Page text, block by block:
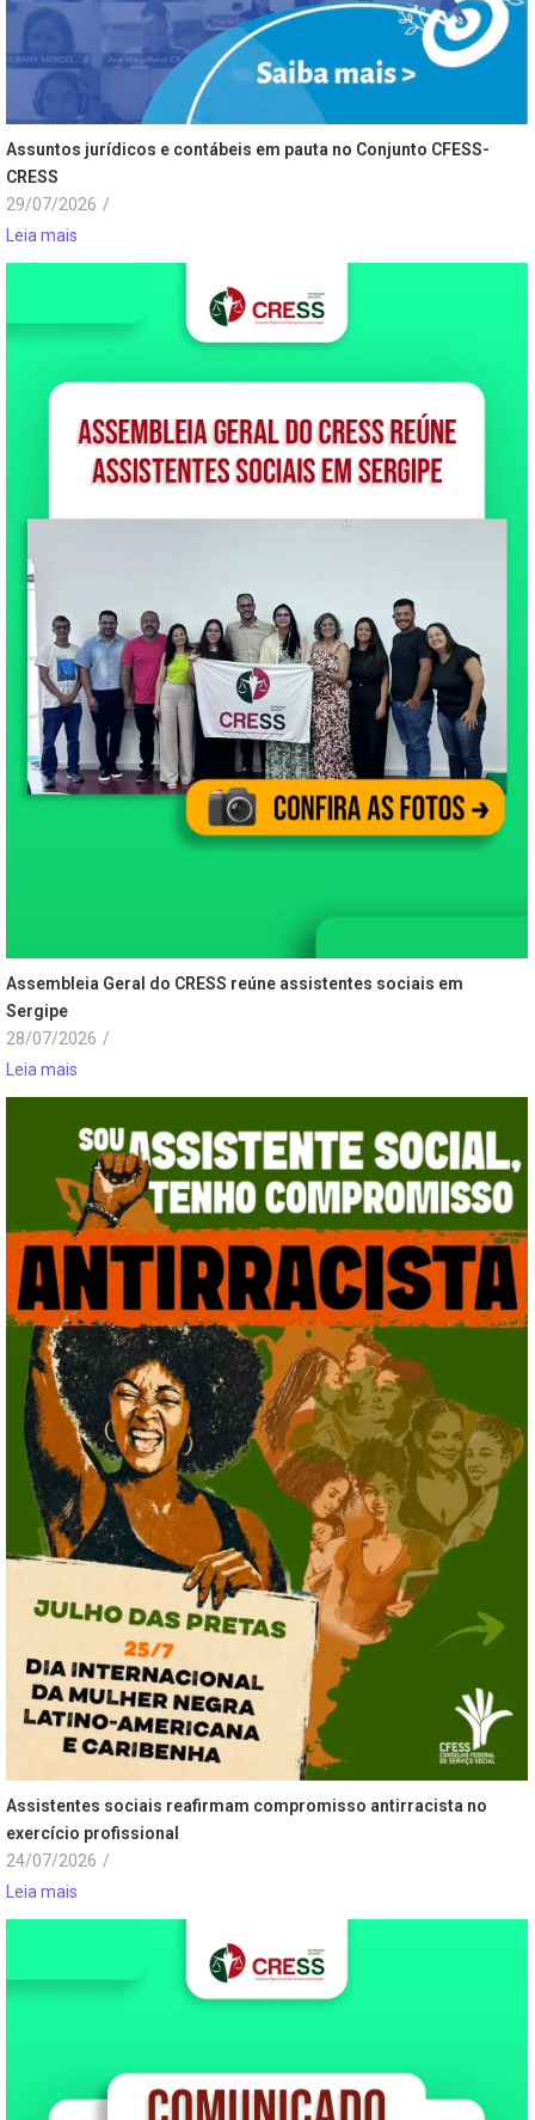
Assuntos jurídicos e contábeis em pauta no Conjunto CFESS-
CRESS
29/07/2026 /
Leia mais
Assembleia Geral do CRESS reúne assistentes sociais em
Sergipe
28/07/2026 /
Leia mais
Assistentes sociais reafirmam compromisso antirracista no
exercício profissional
24/07/2026 /
Leia mais